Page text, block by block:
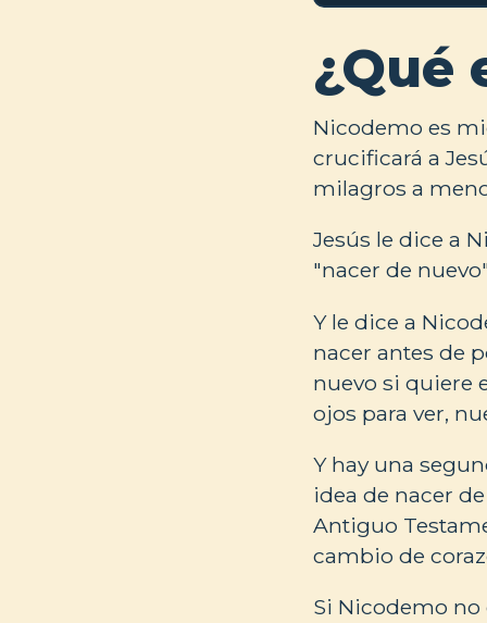
¿Qué
Nicodemo es
crucificará a
milagros a
Jesús le dice a
"nacer de
Y le dice a
nacer antes de
nuevo si quiere
ojos para ver,
Y hay una
idea de nacer
Antiguo
cambio de
Si Nicodemo no